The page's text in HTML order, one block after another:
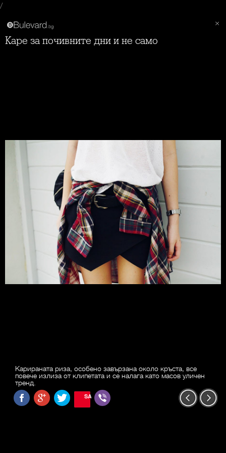
/
Каре за почивните дни и не само
Карираната риза, особено завързана около кръста, все
повече излиза от клипетата и се налага като масов уличен
тренд.
SAVE